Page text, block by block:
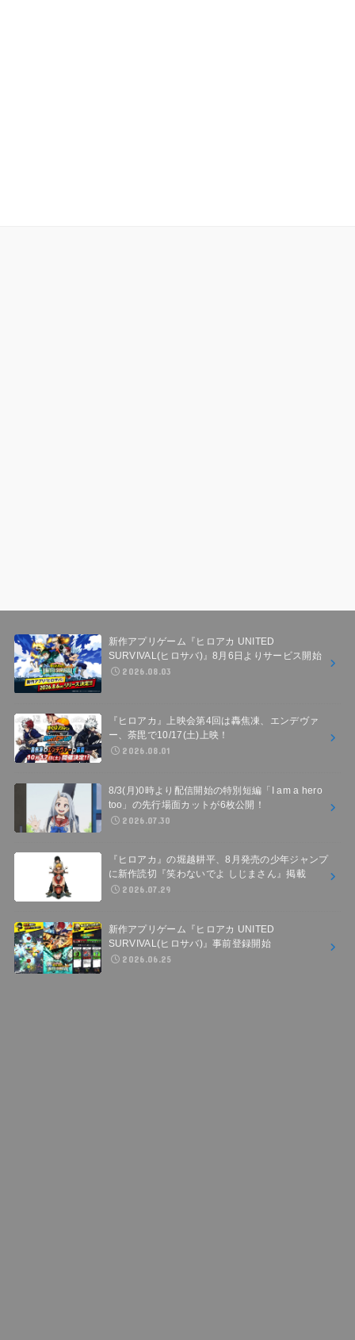
新作アプリゲーム『ヒロアカ UNITED
SURVIVAL(ヒロサバ)』8月6日よりサービス開始
2026.08.03
『ヒロアカ』上映会第4回は轟焦凍、エンデヴァ
ー、荼毘で10/17(土)上映！
2026.08.01
8/3(月)0時より配信開始の特別短編「I am a hero
too」の先行場面カットが6枚公開！
2026.07.30
『ヒロアカ』の堀越耕平、8月発売の少年ジャンプ
に新作読切『笑わないでよ しじまさん』掲載
2026.07.29
新作アプリゲーム『ヒロアカ UNITED
SURVIVAL(ヒロサバ)』事前登録開始
2026.06.25